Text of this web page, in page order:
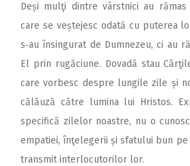
Deși mulţi dintre vârstnici au
care se veștejesc odată cu puterea
s‑au însingurat de Dumnezeu, ci au
El prin rugăciune. Dovadă stau
care vorbesc despre lungile zile și
călăuză către lumina lui Hristos.
specifică zilelor noastre, nu o
empatiei, înţelegerii și sfatului bun
transmit interlocutorilor lor.